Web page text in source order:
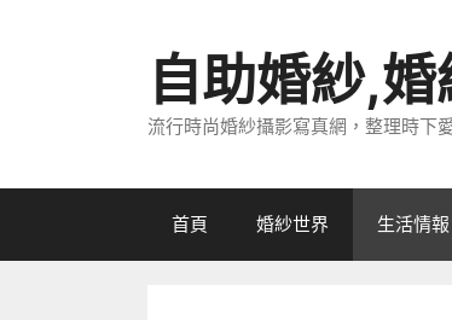
自助婚紗,
流行時尚婚紗攝影寫真網，整理時下
首頁 婚紗世界 生活情報